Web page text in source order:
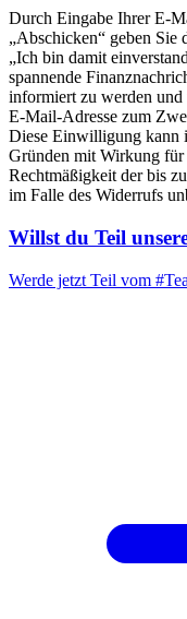
Durch Eingabe Ihrer E-
„Abschicken“ geben
„Ich bin damit
spannende
informiert zu werden
E-Mail-Adresse zum
Diese Einwilligung kann
Gründen mit Wirkung
Rechtmäßigkeit der bis
im Falle des Widerrufs
Willst du Teil
Werde jetzt Teil vom